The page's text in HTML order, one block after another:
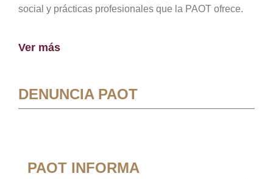
social y prácticas profesionales que la PAOT ofrece.
Ver más
DENUNCIA PAOT
PAOT INFORMA